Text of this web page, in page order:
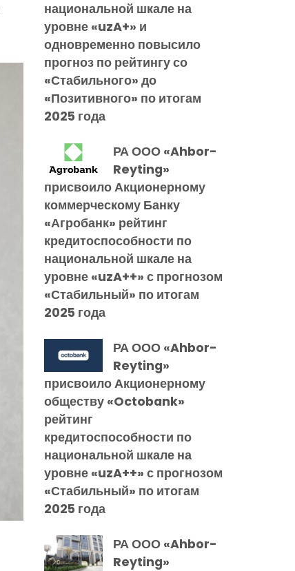
национальной шкале на
уровне «uzA+» и
одновременно повысило
прогноз по рейтингу со
«Стабильного» до
«Позитивного» по итогам
2025 года
РА ООО «Ahbor-
Reyting»
присвоило Акционерному
коммерческому Банку
«Агробанк» рейтинг
кредитоспособности по
национальной шкале на
уровне «uzA++» с прогнозом
«Стабильный» по итогам
2025 года
РА ООО «Ahbor-
Reyting»
присвоило Акционерному
обществу «Octobank»
рейтинг
кредитоспособности по
национальной шкале на
уровне «uzA++» с прогнозом
«Стабильный» по итогам
2025 года
РА ООО «Ahbor-
Reyting»